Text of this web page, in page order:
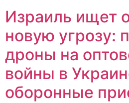
Израиль ищет
новую угрозу:
дроны на
войны в
оборонные